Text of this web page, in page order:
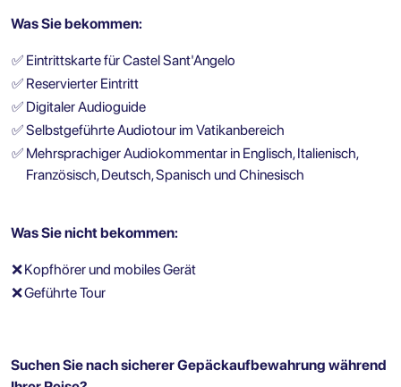
Was Sie bekommen:
✅ Eintrittskarte für Castel Sant'Angelo
✅ Reservierter Eintritt
✅ Digitaler Audioguide
✅Selbstgeführte Audiotour im Vatikanbereich
✅ Mehrsprachiger Audiokommentar in Englisch, Italienisch,
Französisch, Deutsch, Spanisch und Chinesisch
Was Sie nicht bekommen:
❌Kopfhörer und mobiles Gerät
❌Geführte Tour
Suchen Sie nach sicherer Gepäckaufbewahrung während